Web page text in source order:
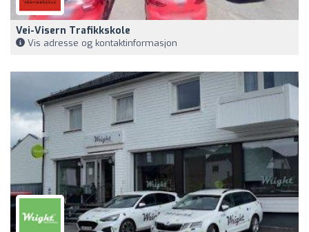
Vei-Visern Trafikkskole
Vis adresse og kontaktinformasjon